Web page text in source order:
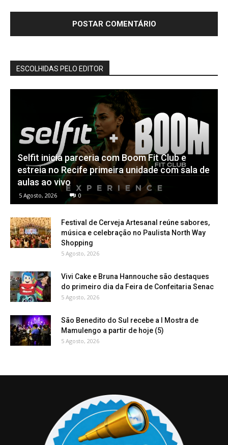
ESCOLHIDAS PELO EDITOR
Selfit inicia parceria com Boom Fit Club e
estreia no Recife primeira unidade com sala de
aulas ao vivo
5 Agosto, 2026 0
Festival de Cerveja Artesanal reúne sabores,
música e celebração no Paulista North Way
Shopping
5 Agosto, 2026
Vivi Cake e Bruna Hannouche são destaques
do primeiro dia da Feira de Confeitaria Senac
5 Agosto, 2026
São Benedito do Sul recebe a I Mostra de
Mamulengo a partir de hoje (5)
5 Agosto, 2026